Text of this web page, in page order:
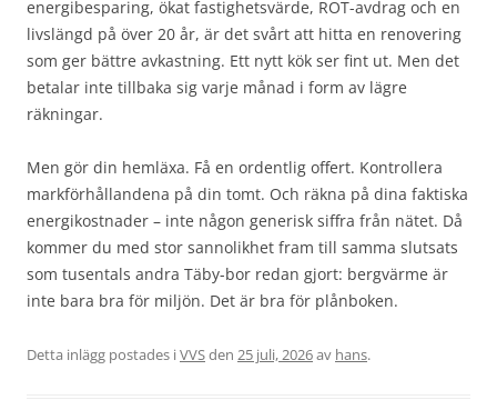
energibesparing, ökat fastighetsvärde, ROT-avdrag och en
livslängd på över 20 år, är det svårt att hitta en renovering
som ger bättre avkastning. Ett nytt kök ser fint ut. Men det
betalar inte tillbaka sig varje månad i form av lägre
räkningar.
Men gör din hemläxa. Få en ordentlig offert. Kontrollera
markförhållandena på din tomt. Och räkna på dina faktiska
energikostnader – inte någon generisk siffra från nätet. Då
kommer du med stor sannolikhet fram till samma slutsats
som tusentals andra Täby-bor redan gjort: bergvärme är
inte bara bra för miljön. Det är bra för plånboken.
Detta inlägg postades iVVSden 25 juli, 2026av hans.